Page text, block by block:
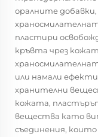
оралните
пластири
кръвта чрез
или намали
хранителни
кожата,
вещества като
съединения,